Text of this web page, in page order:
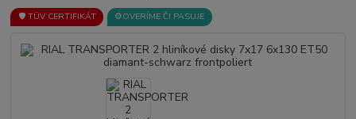
🛡️ TÜV CERTIFIKÁT ⚙️OVERÍME ČI PASUJE